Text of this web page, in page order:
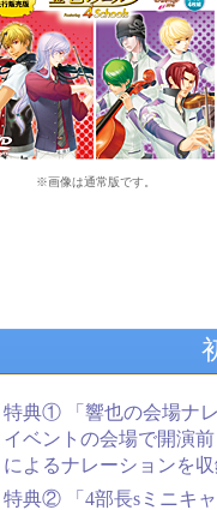
※画像は通常版です。
特典① 「響也の会場ナ
イベントの会場で開演
によるナレーションを
特典② 「4部長sミニキ